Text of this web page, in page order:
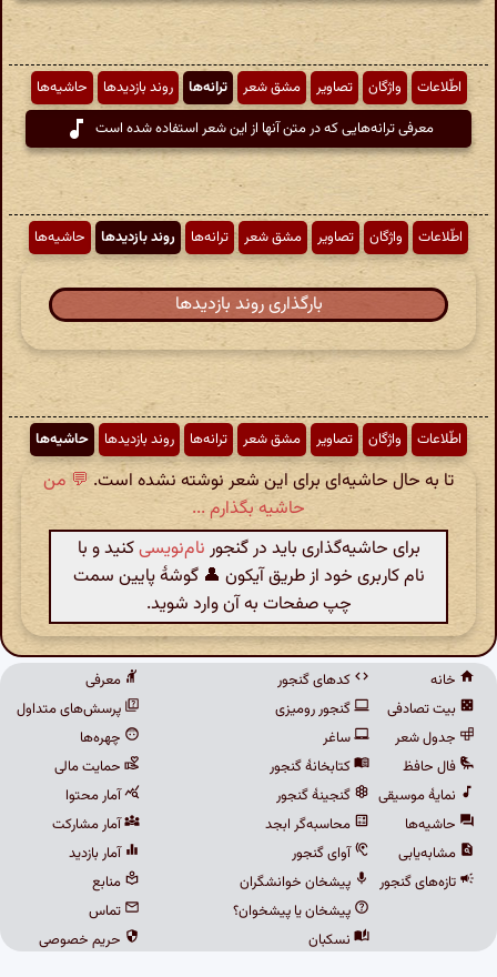
اطّلاعات واژگان تصاویر مشق شعر ترانه‌ها روند بازدیدها
حاشیه‌ها
معرفی ترانه‌هایی که در متن آنها از این شعر استفاده شده است
اطّلاعات واژگان تصاویر مشق شعر ترانه‌ها روند بازدیدها حاشیه‌ها
بارگذاری روند بازدیدها
اطّلاعات واژگان تصاویر مشق شعر ترانه‌ها روند بازدیدها حاشیه‌ها
تا به حال حاشیه‌ای برای این شعر نوشته نشده است. 💬 من
حاشیه بگذارم ...
برای حاشیه‌گذاری باید در گنجور نام‌نویسیکنید و با
نام کاربری خود از طریق آیکون 👤 گوشهٔ پایین سمت
چپ صفحات به آن وارد شوید.
خانه
بیت تصادفی
جدول شعر
فال حافظ
نمایهٔ موسیقی
حاشیه‌ها
مشابه‌یابی
تازه‌های گنجور
کدهای گنجور
گنجور رومیزی
ساغر
کتابخانهٔ گنجور
گنجینهٔ گنجور
محاسبه‌گر ابجد
آوای گنجور
پیشخان خوانشگران
پیشخان یا پیشخوان؟
نسکبان
معرفی
پرسش‌های متداول
چهره‌ها
حمایت مالی
آمار محتوا
آمار مشارکت
آمار بازدید
منابع
تماس
حریم خصوصی